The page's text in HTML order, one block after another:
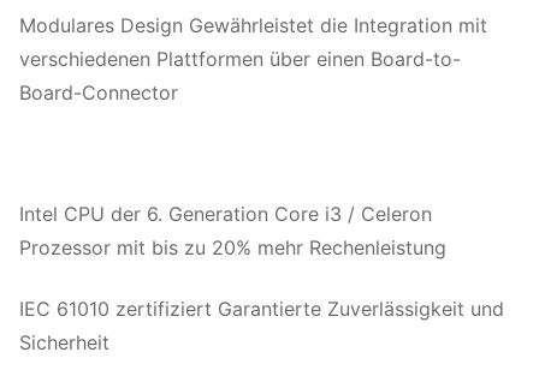
Modulares Design Gewährleistet die Integration mit
verschiedenen Plattformen über einen Board-to-
Board-Connector
Intel CPU der 6. Generation Core i3 / Celeron
Prozessor mit bis zu 20% mehr Rechenleistung
IEC 61010 zertifiziert Garantierte Zuverlässigkeit und
Sicherheit